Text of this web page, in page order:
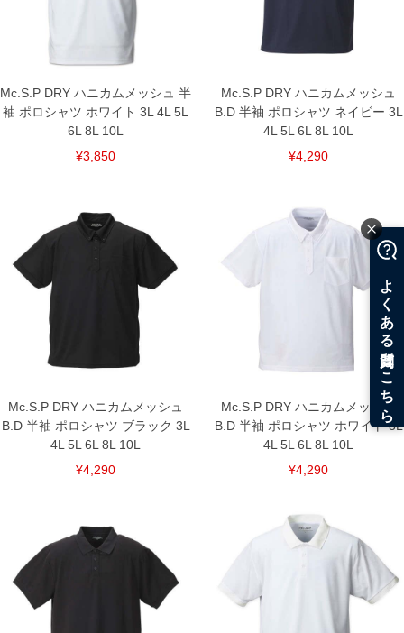
Mc.S.P DRY ハニカムメッシュ 半
袖 ポロシャツ ホワイト 3L 4L 5L
6L 8L 10L
¥3,850
Mc.S.P DRY ハニカムメッシュ
B.D 半袖 ポロシャツ ネイビー 3L
4L 5L 6L 8L 10L
¥4,290
Mc.S.P DRY ハニカムメッシュ
B.D 半袖 ポロシャツ ブラック 3L
4L 5L 6L 8L 10L
¥4,290
Mc.S.P DRY ハニカムメッシュ
B.D 半袖 ポロシャツ ホワイト 3L
4L 5L 6L 8L 10L
¥4,290